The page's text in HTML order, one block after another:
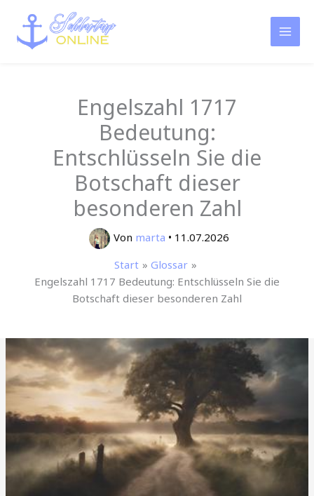
Inhalt
springen
Engelszahl 1717
Bedeutung:
Entschlüsseln Sie die
Botschaft dieser
besonderen Zahl
Von marta • 11.07.2026
Start
Glossar
Engelszahl 1717 Bedeutung: Entschlüsseln Sie die
Botschaft dieser besonderen Zahl